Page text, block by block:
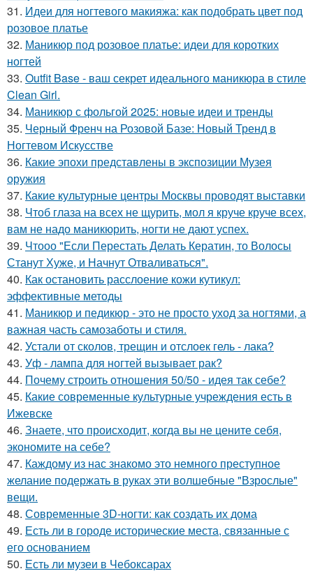
31. Идеи для ногтевого макияжа: как подобрать цвет под
розовое платье
32. Маникюр под розовое платье: идеи для коротких
ногтей
33. Outfit Base - ваш секрет идеального маникюра в стиле
Clean Girl.
34. Маникюр с фольгой 2025: новые идеи и тренды
35. Черный Френч на Розовой Базе: Новый Тренд в
Ногтевом Искусстве
36. Какие эпохи представлены в экспозиции Музея
оружия
37. Какие культурные центры Москвы проводят выставки
38. Чтоб глаза на всех не щурить, мол я круче круче всех,
вам не надо маникюрить, ногти не дают успех.
39. Чтооо "Если Перестать Делать Кератин, то Волосы
Станут Хуже, и Начнут Отваливаться".
40. Как остановить расслоение кожи кутикул:
эффективные методы
41. Маникюр и педикюр - это не просто уход за ногтями, а
важная часть самозаботы и стиля.
42. Устали от сколов, трещин и отслоек гель - лака?
43. Уф - лампа для ногтей вызывает рак?
44. Почему строить отношения 50/50 - идея так себе?
45. Какие современные культурные учреждения есть в
Ижевске
46. Знаете, что происходит, когда вы не цените себя,
экономите на себе?
47. Каждому из нас знакомо это немного преступное
желание подержать в руках эти волшебные "Взрослые"
вещи.
48. Современные 3D-ногти: как создать их дома
49. Есть ли в городе исторические места, связанные с
его основанием
50. Есть ли музеи в Чебоксарах